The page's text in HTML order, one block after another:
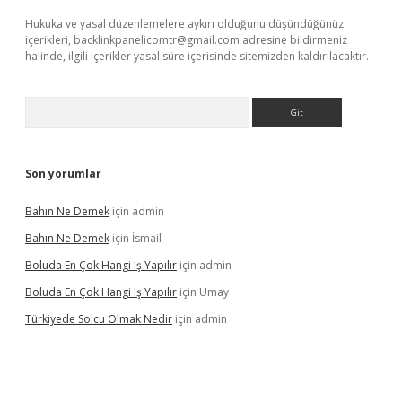
Hukuka ve yasal düzenlemelere aykırı olduğunu düşündüğünüz
içerikleri, backlinkpanelicomtr@gmail.com adresine bildirmeniz
halinde, ilgili içerikler yasal süre içerisinde sitemizden kaldırılacaktır.
Son yorumlar
Bahın Ne Demek için admin
Bahın Ne Demek için İsmail
Boluda En Çok Hangi Iş Yapılır için admin
Boluda En Çok Hangi Iş Yapılır için Umay
Türkiyede Solcu Olmak Nedir için admin